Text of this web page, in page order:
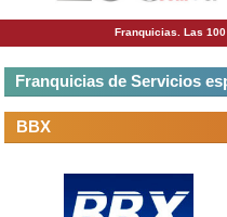
Franquicias. Las
Franquicias de Servicios
BBX